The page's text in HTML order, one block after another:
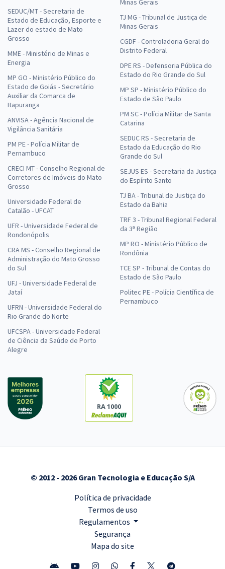
SEDUC/MT - Secretaria de
Estado de Educação, Esporte e
Lazer do estado de Mato
Grosso
MME - Ministério de Minas e
Energia
MP GO - Ministério Público do
Estado de Goiás - Secretário
Auxiliar da Comarca de
Itapuranga
ANVISA - Agência Nacional de
Vigilância Sanitária
PM PE - Polícia Militar de
Pernambuco
CRECI MT - Conselho Regional de
Corretores de Imóveis do Mato
Grosso
Universidade Federal de
Catalão - UFCAT
UFR - Universidade Federal de
Rondonópolis
CRA MS - Conselho Regional de
Administração do Mato Grosso
do Sul
UFJ - Universidade Federal de
Jataí
UFRN - Universidade Federal do
Rio Grande do Norte
UFCSPA - Universidade Federal
de Ciência da Saúde de Porto
Alegre
Minas Gerais
TJ MG - Tribunal de Justiça de
Minas Gerais
CGDF - Controladoria Geral do
Distrito Federal
DPE RS - Defensoria Pública do
Estado do Rio Grande do Sul
MP SP - Ministério Público do
Estado de São Paulo
PM SC - Polícia Militar de Santa
Catarina
SEDUC RS - Secretaria de
Estado da Educação do Rio
Grande do Sul
SEJUS ES - Secretaria da Justiça
do Espírito Santo
TJ BA - Tribunal de Justiça do
Estado da Bahia
TRF 3 - Tribunal Regional Federal
da 3ª Região
MP RO - Ministério Público de
Rondônia
TCE SP - Tribunal de Contas do
Estado de São Paulo
Politec PE - Polícia Científica de
Pernambuco
RA 1000
© 2012 - 2026 Gran Tecnologia e Educação S/A
Política de privacidade
Termos de uso
Regulamentos
Segurança
Mapa do site